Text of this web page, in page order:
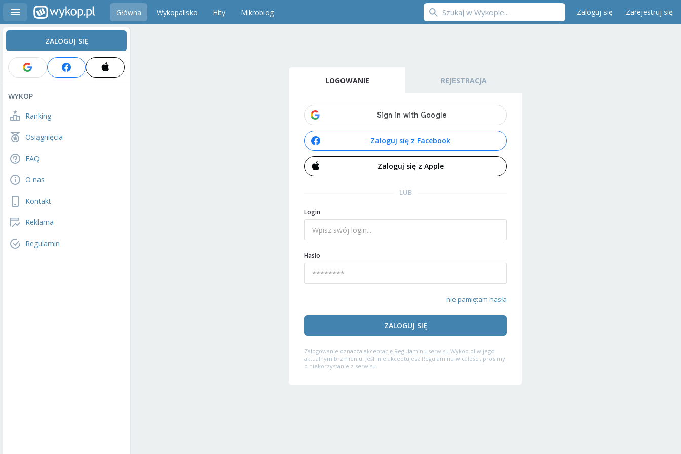
Główna Wykopalisko Hity Mikroblog Zaloguj się Zarejestruj się
ZALOGUJ SIĘ
WYKOP
Ranking
Osiągnięcia
FAQ
O nas
Kontakt
Reklama
Regulamin
LOGOWANIE REJESTRACJA
Zaloguj się z Facebook
Zaloguj się z Apple
LUB
Login
Hasło
nie pamiętam hasła
ZALOGUJ SIĘ
Zalogowanie oznacza akceptację Regulaminu serwisu Wykop.pl w jego
aktualnym brzmieniu. Jeśli nie akceptujesz Regulaminu w całości, prosimy
o niekorzystanie z serwisu.